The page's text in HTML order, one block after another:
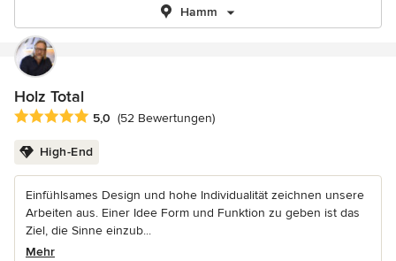
Hamm
Holz Total
Durchschnittliche Bewertung: 5 von 5 Sternen
5,0 (52 Bewertungen)
High-End
Einfühlsames Design und hohe Individualität zeichnen unsere
Arbeiten aus. Einer Idee Form und Funktion zu geben ist das
Ziel, die Sinne einzub...
Mehr